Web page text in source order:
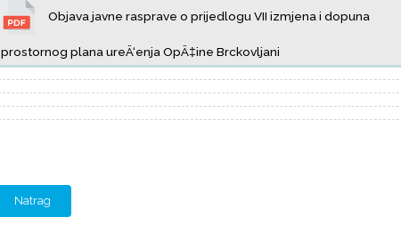
Objava javne rasprave o prijedlogu VII izmjena i dopuna
prostornog plana ureÄ‘enja OpÄ‡ine Brckovljani
Natrag